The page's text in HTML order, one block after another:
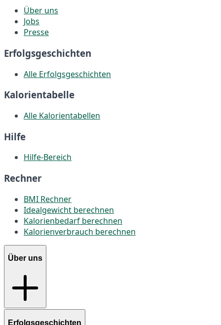
Über uns
Jobs
Presse
Erfolgsgeschichten
Alle Erfolgsgeschichten
Kalorientabelle
Alle Kalorientabellen
Hilfe
Hilfe-Bereich
Rechner
BMI Rechner
Idealgewicht berechnen
Kalorienbedarf berechnen
Kalorienverbrauch berechnen
Über uns
Erfolgsgeschichten